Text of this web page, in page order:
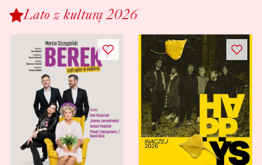
Lato z kulturą 2026